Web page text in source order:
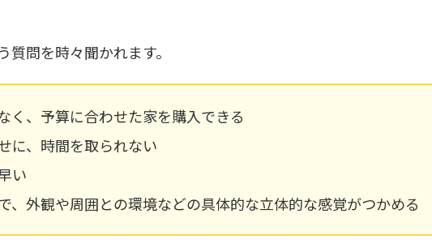
問を時々聞かれます。
く、予算に合わせた家を購入できる
に、時間を取られない
い
、外観や周囲との環境などの具体的な立体的な感覚がつかめる